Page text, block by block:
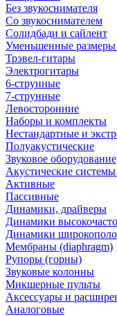
Без звукоснимателя
Со звукоснимателем
Солидбади и сайлент
Уменьшенные размеры
Трэвел-гитары
Электрогитары
6-струнные
7-струнные
Левосторонние
Наборы и комплекты
Нестандартные и
Полуакустические
Звуковое оборудование
Акустические
Активные
Пассивные
Динамики, драйверы
Динамики
Динамики
Мембраны (diaphragm)
Рупоры (горны)
Звуковые колонны
Микшерные пульты
Аксессуары и
Аналоговые